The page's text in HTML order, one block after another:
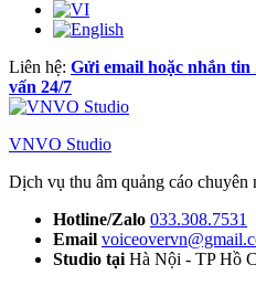
Liên hệ: Gửi email hoặc nhắn tin
vấn 24/7
VNVO Studio
Dịch vụ thu âm quảng cáo chuyên
Hotline/Zalo 033.308.7531
Email
Studio tại Hà Nội - TP Hồ